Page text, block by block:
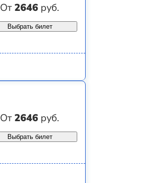
От2646 руб.
Выбрать билет
От2646 руб.
Выбрать билет